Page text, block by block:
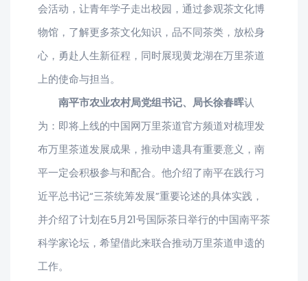
会活动，让青年学子走出校园，通过参观茶文化博
物馆，了解更多茶文化知识，品不同茶类，放松身
心，勇赴人生新征程，同时展现黄龙湖在万里茶道
上的使命与担当。
南平市农业农村局党组书记、局长徐春晖认
为：即将上线的中国网万里茶道官方频道对梳理发
布万里茶道发展成果，推动申遗具有重要意义，南
平一定会积极参与和配合。他介绍了南平在践行习
近平总书记“三茶统筹发展”重要论述的具体实践，
并介绍了计划在5月21号国际茶日举行的中国南平茶
科学家论坛，希望借此来联合推动万里茶道申遗的
工作。